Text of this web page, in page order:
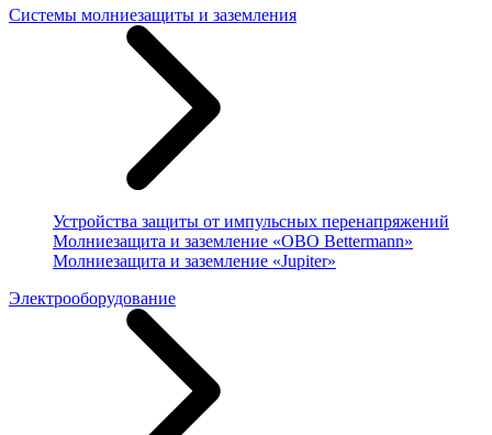
Системы молниезащиты и заземления
Устройства защиты от импульсных перенапряжений
Молниезащита и заземление «OBO Bettermann»
Молниезащита и заземление «Jupiter»
Электрооборудование